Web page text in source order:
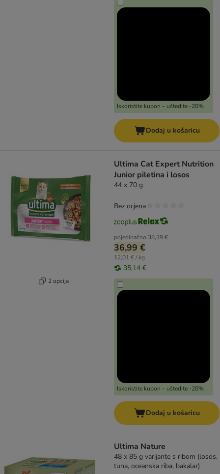
Iskoristite kupon – uštedite -20%
Dodaj u košaricu
2 opcija
Ultima Cat Expert Nutrition
Junior piletina i losos
44 x 70 g
pojedinačno 38,39 €
36,99 €
12,01 € / kg
35,14 €
Iskoristite kupon – uštedite -20%
Bez ocjena
Dodaj u košaricu
Ultima Nature
48 x 85 g varijante s ribom (losos,
tuna, oceanska riba, bakalar)